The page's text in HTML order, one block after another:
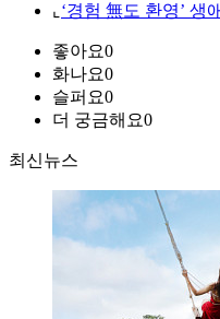
⌞ ‘경험 無도 환영’ 생
좋아요0
화나요0
슬퍼요0
더 궁금해요0
최신뉴스